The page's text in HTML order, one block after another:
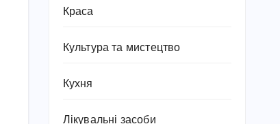
Краса
Культура та мистецтво
Кухня
Лікувальні засоби